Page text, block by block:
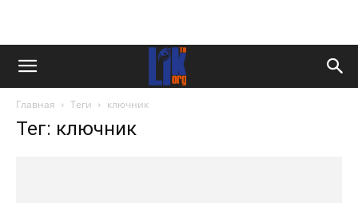
Главная Теги ключник
Тег: ключник